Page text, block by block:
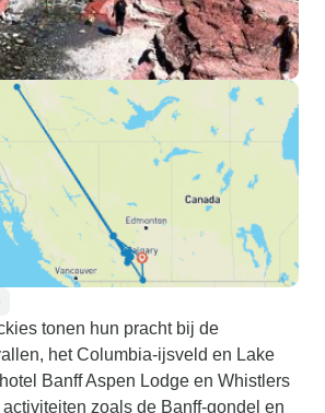
tonen hun pracht bij de
het Columbia-ijsveld en Lake
Banff Aspen Lodge en Whistlers
activiteiten zoals de Banff-gondel en